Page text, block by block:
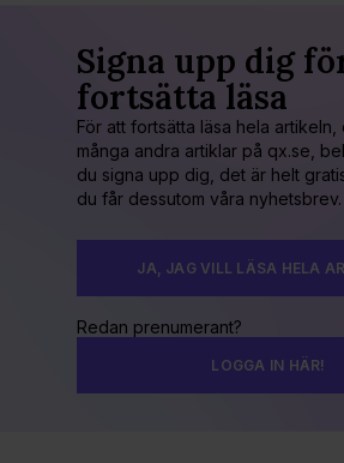
Signa upp dig
fortsätta läsa
För att fortsätta läsa hela artikeln,
många andra artiklar på qx.se,
du signa upp dig, det är helt
du får dessutom våra nyhetsbrev.
JA, JAG VILL LÄSA HELA
Redan prenumerant?
LOGGA IN HÄR!